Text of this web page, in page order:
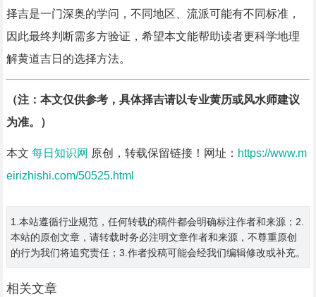
择吉是一门深奥的学问，不同地区、流派可能有不同标准，
因此最终判断需多方验证，希望本文能帮助读者更科学地理
解黄道吉日的选择方法。
（注：本文仅供参考，具体择吉请以专业黄历或风水师建议
为准。）
本文 每日知识网 原创，转载保留链接！网址： https://www.m
eirizhishi.com/50525.html
1.本站遵循行业规范，任何转载的稿件都会明确标注作者和来源；2.
本站的原创文章，请转载时务必注明文章作者和来源，不尊重原创
的行为我们将追究责任；3.作者投稿可能会经我们编辑修改或补充。
相关文章